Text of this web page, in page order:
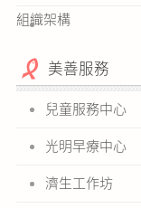
組織架構
美善服務
兒童服務中心
光明早療中心
濟生工作坊